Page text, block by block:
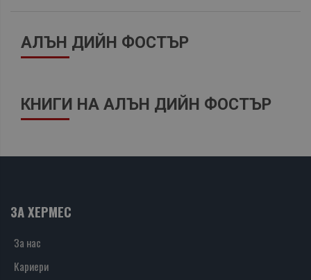
АЛЪН ДИЙН ФОСТЪР
КНИГИ НА АЛЪН ДИЙН ФОСТЪР
ЗА ХЕРМЕС
За нас
Кариери